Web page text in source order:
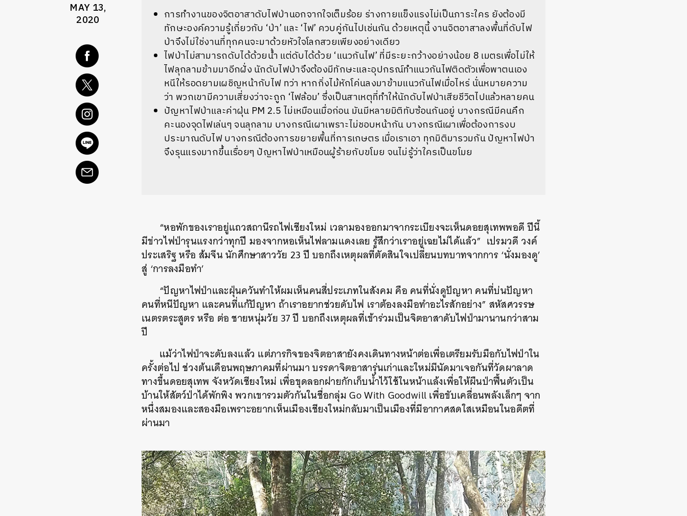
MAY 13,
2020
การทำงานของจิตอาสาดับไฟป่านอกจากใจเต็มร้อย ร่างกายแข็งแรงไม่เป็นภาระใคร ยังต้องมี
ทักษะองค์ความรู้เกี่ยวกับ ‘ป่า’ และ ‘ไฟ’ ควบคู่กันไปเช่นกัน ด้วยเหตุนี้ งานจิตอาสาลงพื้นที่ดับไฟ
ป่าจึงไม่ใช่งานที่ทุกคนจะมาด้วยหัวใจโลกสวยเพียงอย่างเดียว
ไฟป่าไม่สามารถดับได้ด้วยน้ำ แต่ดับได้ด้วย ‘แนวกันไฟ’ ที่มีระยะกว้างอย่างน้อย 8 เมตรเพื่อไม่ให้
ไฟลุกลามข้ามมาอีกฝั่ง นักดับไฟป่าจึงต้องมีทักษะและอุปกรณ์ทำแนวกันไฟติดตัวเพื่อพาตนเอง
หนีให้รอดยามเผชิญหน้ากับไฟ ทว่า หากกิ่งไม้หักโค่นลงมาข้ามแนวกันไฟเมื่อไหร่ นั่นหมายความ
ว่า พวกเขามีความเสี่ยงว่าจะถูก ‘ไฟล้อม’ ซึ่งเป็นสาเหตุที่ทำให้นักดับไฟป่าเสียชีวิตไปแล้วหลายคน
ปัญหาไฟป่าและค่าฝุ่น PM 2.5 ไม่เหมือนเมื่อก่อน มันมีหลายมิติทับซ้อนกันอยู่ บางกรณีมีคนคึก
คะนองจุดไฟเล่นๆ จนลุกลาม บางกรณีเผาเพราะไม่ชอบหน้ากัน บางกรณีเผาเพื่อต้องการงบ
ประมาณดับไฟ บางกรณีต้องการขยายพื้นที่การเกษตร เมื่อเราเอา ทุกมิติมารวมกัน ปัญหาไฟป่า
จึงรุนแรงมากขึ้นเรื่อยๆ ปัญหาไฟป่าเหมือนผู้ร้ายกับขโมย จนไม่รู้ว่าใครเป็นขโมย
“หอพักของเราอยู่แถวสถานีรถไฟเชียงใหม่ เวลามองออกมาจากระเบียงจะเห็นดอยสุเทพพอดี ปีนี้
มีข่าวไฟป่ารุนแรงกว่าทุกปี มองจากหอเห็นไฟลามแดงเลย รู้สึกว่าเราอยู่เฉยไม่ได้แล้ว” เปรมวดี วงค์
ประเสริฐ หรือ ส้มจีน นักศึกษาสาววัย 23 ปี บอกถึงเหตุผลที่ตัดสินใจเปลี่ยนบทบาทจากการ ‘นั่งมองดู’
สู่ ‘การลงมือทำ’
“ปัญหาไฟป่าและฝุ่นควันทำให้ผมเห็นคนสี่ประเภทในสังคม คือ คนที่นั่งดูปัญหา คนที่บ่นปัญหา
คนที่หนีปัญหา และคนที่แก้ปัญหา ถ้าเราอยากช่วยดับไฟ เราต้องลงมือทำอะไรสักอย่าง” สหัสศวรรษ
เนตรตระสูตร หรือ ต่อ ชายหนุ่มวัย 37 ปี บอกถึงเหตุผลที่เข้าร่วมเป็นจิตอาสาดับไฟป่ามานานกว่าสาม
ปี
แม้ว่าไฟป่าจะดับลงแล้ว แต่ภารกิจของจิตอาสายังคงเดินทางหน้าต่อเพื่อเตรียมรับมือกับไฟป่าใน
ครั้งต่อไป ช่วงต้นเดือนพฤษภาคมที่ผ่านมา บรรดาจิตอาสารุ่นเก่าและใหม่มีนัดมาเจอกันที่วัดผาลาด
ทางขึ้นดอยสุเทพ จังหวัดเชียงใหม่ เพื่อขุดลอกฝายกักเก็บน้ำไว้ใช้ในหน้าแล้งเพื่อให้ผืนป่าฟื้นตัวเป็น
บ้านให้สัตว์ป่าได้พักพิง พวกเขารวมตัวกันในชื่อกลุ่ม Go With Goodwill เพื่อขับเคลื่อนพลังเล็กๆ จาก
หนึ่งสมองและสองมือเพราะอยากเห็นเมืองเชียงใหม่กลับมาเป็นเมืองที่มีอากาศสดใสเหมือนในอดีตที่
ผ่านมา